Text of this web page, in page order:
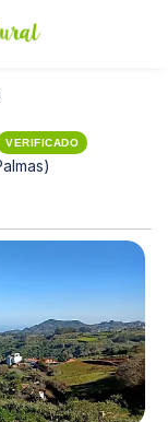
VERIFICADO